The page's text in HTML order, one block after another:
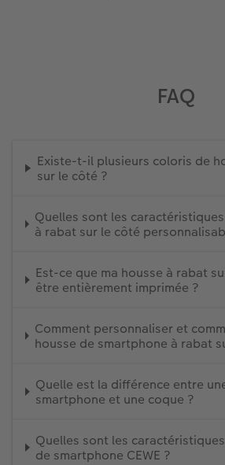
FAQ
Existe-t-il plusieurs coloris de
sur le côté ?
Quelles sont les
à rabat sur le côté
Est-ce que ma housse à rabat
être entièrement imprimée ?
Comment personnaliser et
housse de smartphone à rabat
Quelle est la différence entre
smartphone et une coque ?
Quelles sont les
de smartphone CEWE ?